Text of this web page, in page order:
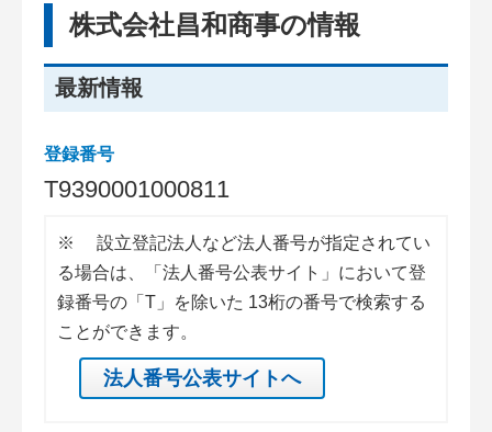
株式会社昌和商事の情報
最新情報
登録番号
T9390001000811
※
設立登記法人など法人番号が指定されてい
る場合は、「法人番号公表サイト」において登
録番号の「T」を除いた 13桁の番号で検索する
ことができます。
法人番号公表サイトへ